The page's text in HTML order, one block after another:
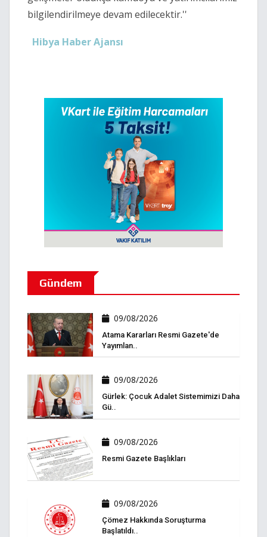
bilgilendirilmeye devam edilecektir.''
Hibya Haber Ajansı
Gündem
09/08/2026
Atama Kararları Resmi Gazete'de
Yayımlan..
09/08/2026
Gürlek: Çocuk Adalet Sistemimizi Daha
Gü..
09/08/2026
Resmi Gazete Başlıkları
09/08/2026
Çömez Hakkında Soruşturma
Başlatıldı..